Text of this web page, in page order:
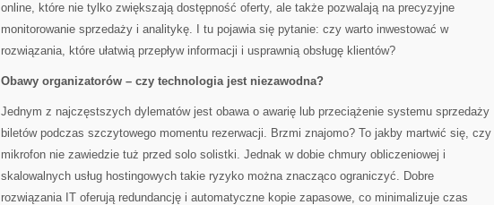
online, które nie tylko zwiększają dostępność oferty, ale także pozwalają na precyzyjne
monitorowanie sprzedaży i analitykę. I tu pojawia się pytanie: czy warto inwestować w
rozwiązania, które ułatwią przepływ informacji i usprawnią obsługę klientów?
Obawy organizatorów – czy technologia jest niezawodna?
Jednym z najczęstszych dylematów jest obawa o awarię lub przeciążenie systemu sprzedaży
biletów podczas szczytowego momentu rezerwacji. Brzmi znajomo? To jakby martwić się, czy
mikrofon nie zawiedzie tuż przed solo solistki. Jednak w dobie chmury obliczeniowej i
skalowalnych usług hostingowych takie ryzyko można znacząco ograniczyć. Dobre
rozwiązania IT oferują redundancję i automatyczne kopie zapasowe, co minimalizuje czas